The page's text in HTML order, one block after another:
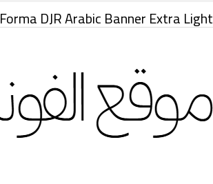
Forma DJR Arabic Banner Extra Light